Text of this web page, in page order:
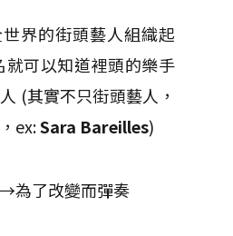
界的街頭藝人組織起
就可以知道裡頭的樂手
(其實不只街頭藝人，
ex:Sara Bareilles)
為了改變而彈奏